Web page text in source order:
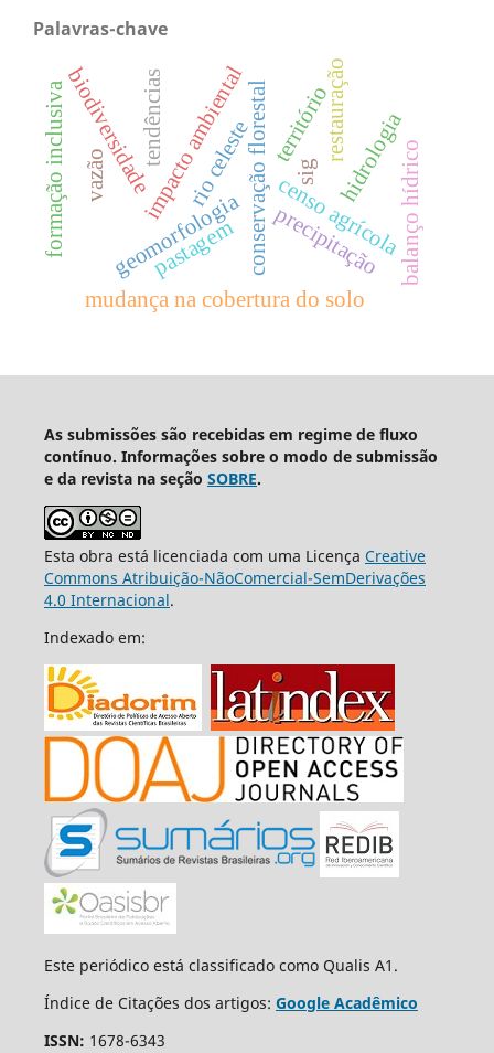
Palavras-chave
conservação florestal
impacto ambiental censo agrícola
biodiversidade
mudança na cobertura do solo
rio celeste
tendências
precipitação
vazão balanço hídrico
geomorfologia
hidrologia
territóriorestauração
pastagem
formação inclusiva sig
As submissões são recebidas em regime de fluxo
contínuo. Informações sobre o modo de submissão
e da revista na seção SOBRE.
Esta obra está licenciada com uma Licença Creative
Commons Atribuição-NãoComercial-SemDerivações
4.0 Internacional.
Indexado em:
Este periódico está classificado como Qualis A1.
Índice de Citações dos artigos: Google Acadêmico
ISSN: 1678-6343